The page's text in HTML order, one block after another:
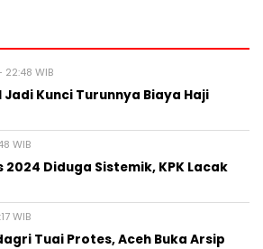
WIB
Jadi Kunci Turunnya Biaya Haji
WIB
2024 Diduga Sistemik, KPK Lacak
WIB
Tuai Protes, Aceh Buka Arsip